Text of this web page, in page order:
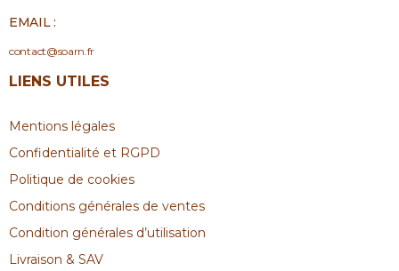
EMAIL :
contact@soarn.fr
LIENS UTILES
Mentions légales
Confidentialité et RGPD
Politique de cookies
Conditions générales de ventes
Condition générales d’utilisation
Livraison & SAV